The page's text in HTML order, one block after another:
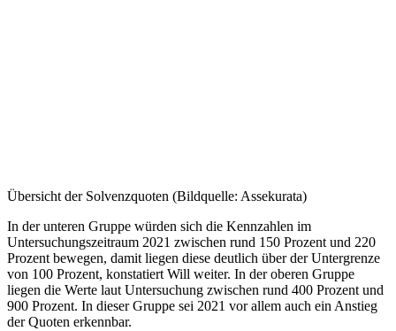
Übersicht der Solvenzquoten (Bildquelle: Assekurata)
In der unteren Gruppe würden sich die Kennzahlen im
Untersuchungszeitraum 2021 zwischen rund 150 Prozent und 220
Prozent bewegen, damit liegen diese deutlich über der Untergrenze
von 100 Prozent, konstatiert Will weiter. In der oberen Gruppe
liegen die Werte laut Untersuchung zwischen rund 400 Prozent und
900 Prozent. In dieser Gruppe sei 2021 vor allem auch ein Anstieg
der Quoten erkennbar.